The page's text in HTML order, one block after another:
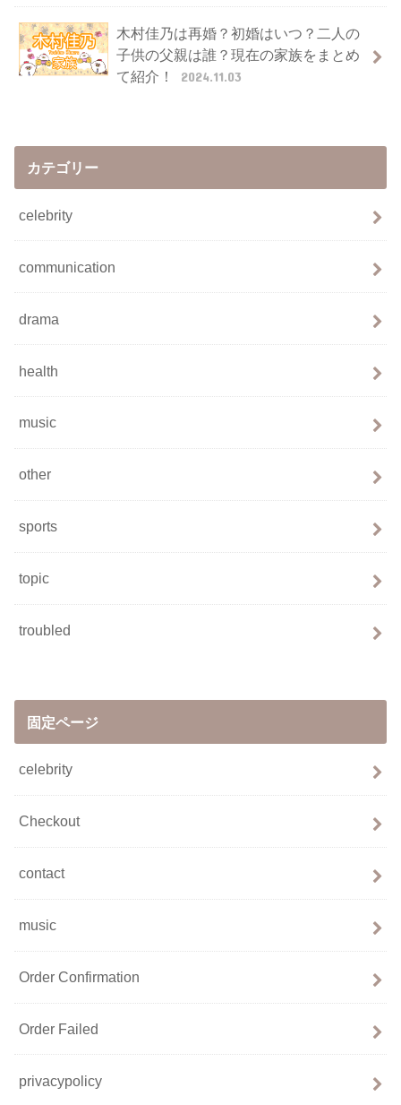
木村佳乃は再婚？初婚はいつ？二人の
子供の父親は誰？現在の家族をまとめ
て紹介！
2024.11.03
カテゴリー
celebrity
communication
drama
health
music
other
sports
topic
troubled
固定ページ
celebrity
Checkout
contact
music
Order Confirmation
Order Failed
privacypolicy